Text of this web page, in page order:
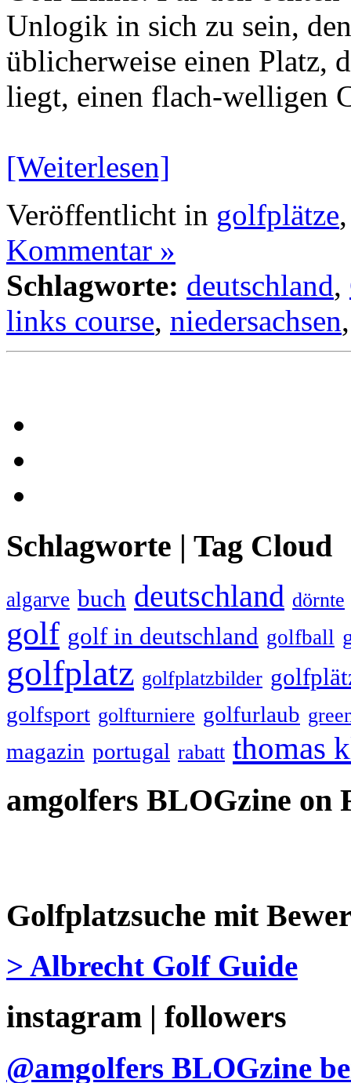
Unlogik in sich zu sein,
üblicherweise einen Platz,
liegt, einen flach-welligen
[Weiterlesen]
Veröffentlicht in golfplätze
Kommentar »
Schlagworte: deutschland,
links course, niedersachsen
Schlagworte | Tag Cloud
algarve buch deutschland dörnte
golf golf in deutschland golfball
golfplatz golfplatzbilder
golfsport golfturniere golfurlaub
magazin portugal rabatt thomas
amgolfers BLOGzine on
Golfplatzsuche mit
> Albrecht Golf Guide
instagram | followers
@amgolfers BLOGzine